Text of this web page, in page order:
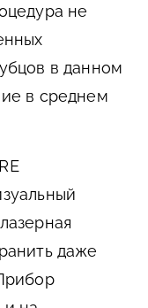
не
в данном
в среднем
даже